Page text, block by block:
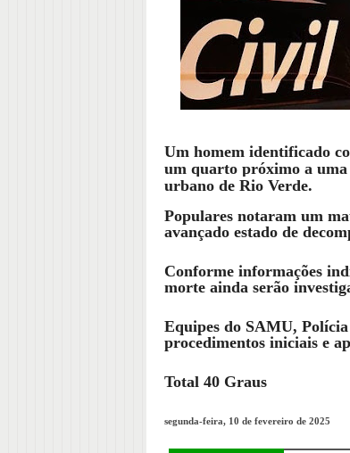
Um homem identificado
um quarto próximo a
urbano de Rio Verde.
Populares notaram um
avançado estado de
Conforme informações
morte ainda serão
Equipes do SAMU,
procedimentos iniciais e
Total 40 Graus
segunda-feira, 10 de fevereiro de 2025